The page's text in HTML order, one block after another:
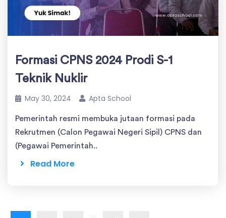
Formasi CPNS 2024 Prodi S-1
Teknik Nuklir
May 30, 2024 Apta School
Pemerintah resmi membuka jutaan formasi pada
Rekrutmen (Calon Pegawai Negeri Sipil) CPNS dan
(Pegawai Pemerintah..
Read More